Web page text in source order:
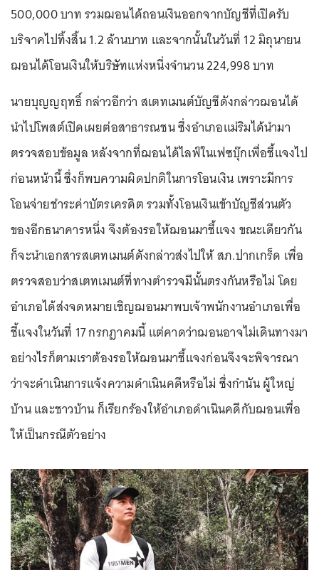
500,000 บาท รวมฌอนได้ถอนเงินออกจากบัญชีที่เปิดรับ
บริจาคไปทิ้งสิ้น 1.2 ล้านบาท และจากนั้นในวันที่ 12 มิถุนายน
ฌอนได้โอนเงินให้บริษัทแห่งหนึ่งจำนวน 224,998 บาท
นายบุญญฤทธิ์ กล่าวอีกว่า สเตทเมนต์บัญชีดังกล่าวฌอนได้
นำไปโพสต์เปิดเผยต่อสาธารณชน ซึ่งอำเภอแม่ริมได้นำมา
ตรวจสอบข้อมูล หลังจากที่ฌอนได้ไลฟ์ในเฟซบุ๊กเพื่อชี้แจงไป
ก่อนหน้านี้ ซึ่งก็พบความผิดปกติในการโอนเงิน เพราะมีการ
โอนจ่ายชำระค่าบัตรเครดิต รวมทั้งโอนเงินเข้าบัญชีส่วนตัว
ของอีกธนาคารหนึ่ง จึงต้องรอให้ฌอนมาชี้แจง ขณะเดียวกัน
ก็จะนำเอกสารสเตทเมนต์ดังกล่าวส่งไปให้ สภ.ปากเกร็ด เพื่อ
ตรวจสอบว่าสเตทเมนต์ที่ทางตำรวจมีนั้นตรงกันหรือไม่ โดย
อำเภอได้ส่งจดหมายเชิญฌอนมาพบเจ้าพนักงานอำเภอเพื่อ
ชี้แจงในวันที่ 17 กรกฎาคมนี้ แต่คาดว่าฌอนอาจไม่เดินทางมา
อย่างไรก็ตามเราต้องรอให้ฌอนมาชี้แจงก่อนจึงจะพิจารณา
ว่าจะดำเนินการแจ้งความดำเนินคดีหรือไม่ ซึ่งกำนัน ผู้ใหญ่
บ้าน และชาวบ้าน ก็เรียกร้องให้อำเภอดำเนินคดีกับฌอนเพื่อ
ให้เป็นกรณีตัวอย่าง